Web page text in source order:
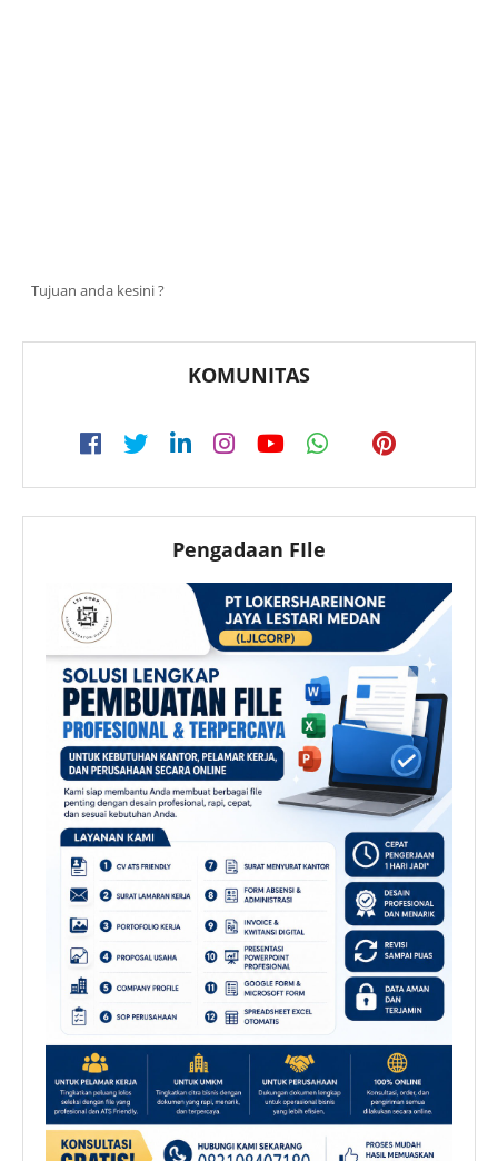
Tujuan anda kesini ?
KOMUNITAS
Pengadaan FIle